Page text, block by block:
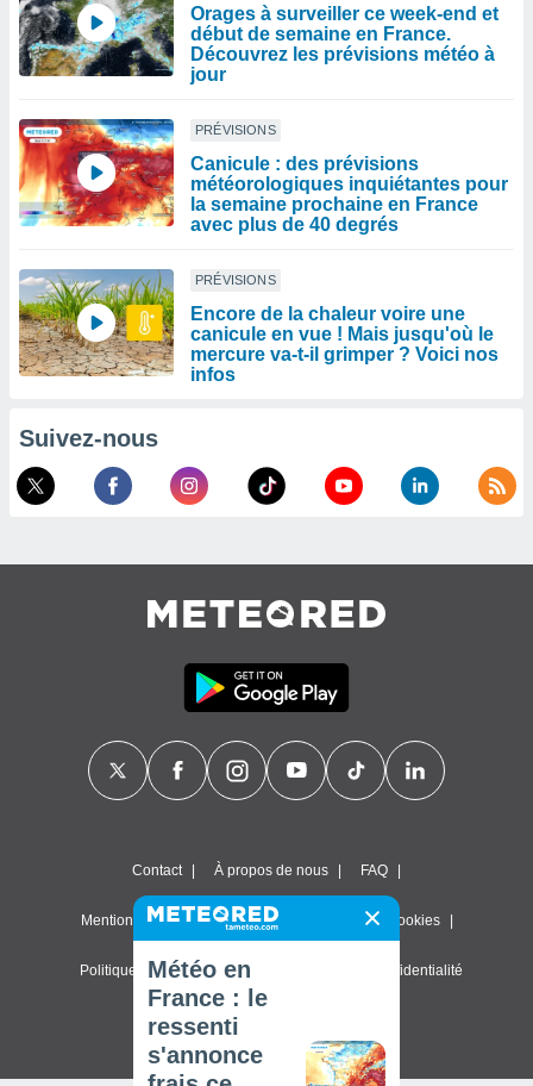
Orages à surveiller ce week-end et
début de semaine en France.
Découvrez les prévisions météo à
jour
PRÉVISIONS
Canicule : des prévisions
météorologiques inquiétantes pour
la semaine prochaine en France
avec plus de 40 degrés
PRÉVISIONS
Encore de la chaleur voire une
canicule en vue ! Mais jusqu'où le
mercure va-t-il grimper ? Voici nos
infos
Suivez-nous
Contact À propos de nous FAQ
Mentions légales & Conditions d'utilisation Cookies
Politique de confidentialité Paramètres de confidentialité
© 2026 Meteored. Tous droits réservés
Météo en
France : le
ressenti
s'annonce